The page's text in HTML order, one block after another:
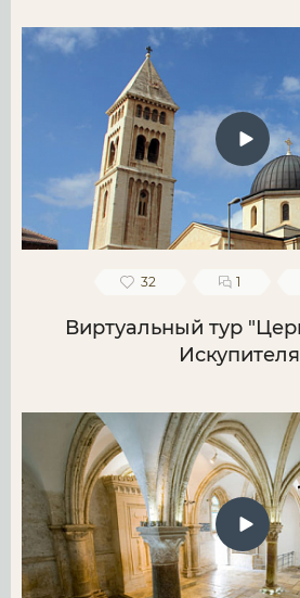
32 1
Виртуальный тур